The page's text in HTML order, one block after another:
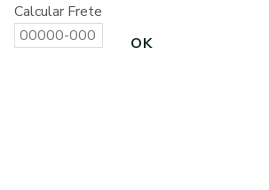
Calcular Frete
OK